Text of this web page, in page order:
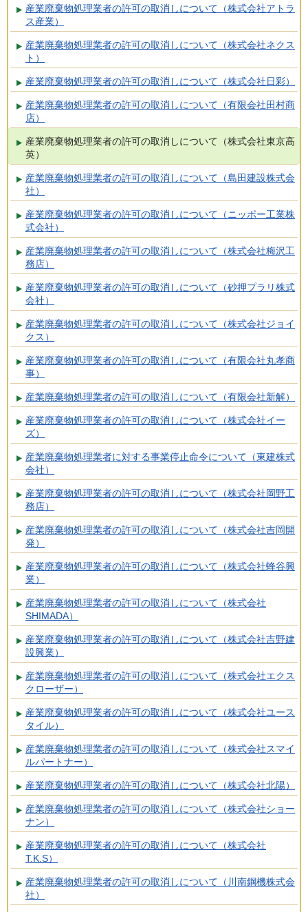
産業廃棄物処理業者の許可の取消しについて（株式会社アトラ
ス産業）
産業廃棄物処理業者の許可の取消しについて（株式会社ネクス
ト）
産業廃棄物処理業者の許可の取消しについて（株式会社日彩）
産業廃棄物処理業者の許可の取消しについて（有限会社田村商
店）
産業廃棄物処理業者の許可の取消しについて（株式会社東京高
英）
産業廃棄物処理業者の許可の取消しについて（島田建設株式会
社）
産業廃棄物処理業者の許可の取消しについて（ニッポー工業株
式会社）
産業廃棄物処理業者の許可の取消しについて（株式会社梅沢工
務店）
産業廃棄物処理業者の許可の取消しについて（砂押プラリ株式
会社）
産業廃棄物処理業者の許可の取消しについて（株式会社ジョイ
クス）
産業廃棄物処理業者の許可の取消しについて（有限会社丸孝商
事）
産業廃棄物処理業者の許可の取消しについて（有限会社新解）
産業廃棄物処理業者の許可の取消しについて（株式会社イー
ズ）
産業廃棄物処理業者に対する事業停止命令について（東建株式
会社）
産業廃棄物処理業者の許可の取消しについて（株式会社岡野工
務店）
産業廃棄物処理業者の許可の取消しについて（株式会社吉岡開
発）
産業廃棄物処理業者の許可の取消しについて（株式会社蜂谷興
業）
産業廃棄物処理業者の許可の取消しについて（株式会社
SHIMADA）
産業廃棄物処理業者の許可の取消しについて（株式会社吉野建
設興業）
産業廃棄物処理業者の許可の取消しについて（株式会社エクス
クローザー）
産業廃棄物処理業者の許可の取消しについて（株式会社ユース
タイル）
産業廃棄物処理業者の許可の取消しについて（株式会社スマイ
ルパートナー）
産業廃棄物処理業者の許可の取消しについて（株式会社北陽）
産業廃棄物処理業者の許可の取消しについて（株式会社ショー
ナン）
産業廃棄物処理業者の許可の取消しについて（株式会社
T.K.S）
産業廃棄物処理業者の許可の取消しについて（川南鋼機株式会
社）